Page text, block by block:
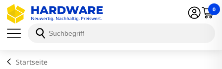
0
Startseite